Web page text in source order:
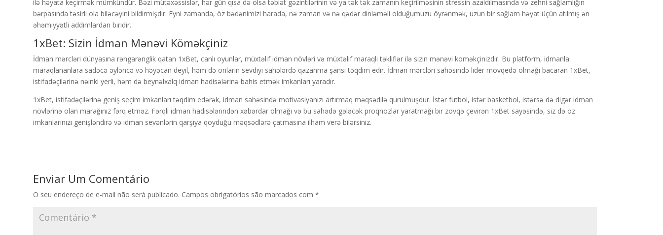
ilə həyata keçirmək mümkündür. Bəzi mütəxəssislər, hər gün qısa də olsa təbiət gəzintilərinin və ya tək tək zamanın keçirilməsinin stressin azaldılmasında və zehni sağlamlığın
bərpasında təsirli ola biləcəyini bildirmişdir. Eyni zamanda, öz bədənimizi harada, nə zaman və nə qədər dinləməli olduğumuzu öyrənmək, uzun bir sağlam həyat üçün atılmış ən
əhəmiyyətli addımlardan biridir.
1xBet: Sizin İdman Mənəvi Köməkçiniz
İdman mərcləri dünyasına rəngarənglik qatan 1xBet, canlı oyunlar, müxtəlif idman növləri və müxtəlif maraqlı təkliflər ilə sizin mənəvi köməkçinizdir. Bu platform, idmanla
maraqlananlara sadəcə əyləncə və həyəcan deyil, həm də onların sevdiyi sahələrdə qazanma şansı təqdim edir. İdman mərcləri sahəsində lider mövqedə olmağı bacaran 1xBet,
istifadəçilərinə nəinki yerli, həm də beynəlxalq idman hadisələrinə bahis etmək imkanları yaradır.
1xBet, istifadəçilərinə geniş seçim imkanları təqdim edərək, idman sahəsində motivasiyanızı artırmaq məqsədilə qurulmuşdur. İstər futbol, istər basketbol, istərsə də digər idman
növlərinə olan marağınız fərq etməz. Fərqli idman hadisələrindən xəbərdar olmağı və bu sahədə gələcək proqnozlar yaratmağı bir zövqə çevirən 1xBet sayəsində, siz də öz
imkanlarınızı genişləndirə və idman sevənlərin qarşıya qoyduğu məqsədlərə çatmasına ilham verə bilərsiniz.
Enviar Um Comentário
O seu endereço de e-mail não será publicado. Campos obrigatórios são marcados com*